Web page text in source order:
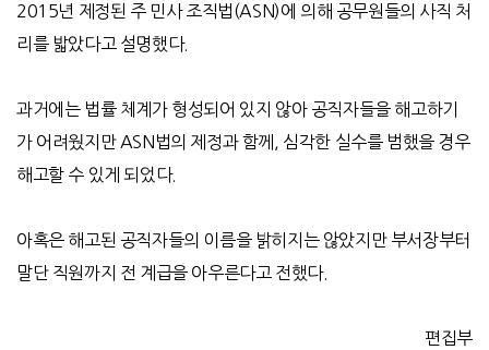
2015년 제정된 주 민사 조직법(ASN)에 의해 공무원들의 사직 처
리를 밟았다고 설명했다.
과거에는 법률 체계가 형성되어 있지 않아 공직자들을 해고하기
가 어려웠지만 ASN법의 제정과 함께, 심각한 실수를 범했을 경우
해고할 수 있게 되었다.
아혹은 해고된 공직자들의 이름을 밝히지는 않았지만 부서장부터
말단 직원까지 전 계급을 아우른다고 전했다.
편집부